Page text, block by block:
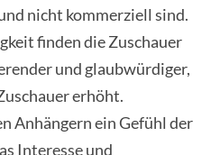
nicht kommerziell sind.
finden die Zuschauer
und glaubwürdiger,
erhöht.
Anhängern ein Gefühl der
Interesse und